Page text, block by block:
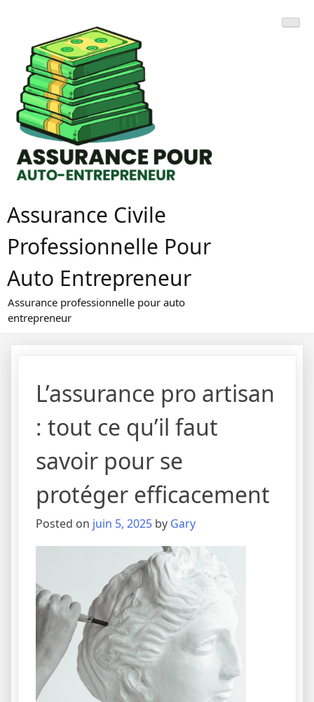
content
Assurance Civile
Professionnelle Pour
Auto Entrepreneur
Assurance professionnelle pour auto
entrepreneur
L’assurance pro artisan
: tout ce qu’il faut
savoir pour se
protéger efficacement
Posted on juin 5, 2025 by Gary